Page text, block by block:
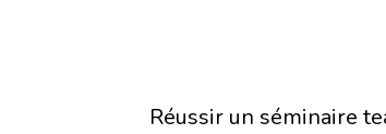
Réussir un séminaire